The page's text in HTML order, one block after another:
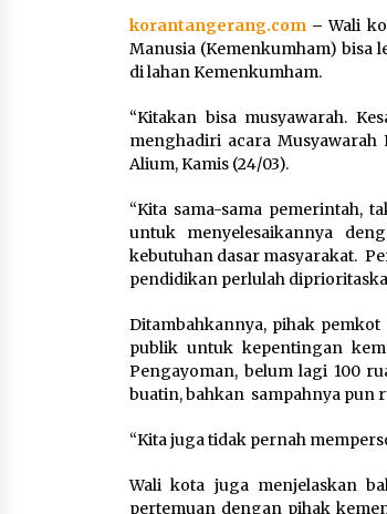
Ada Solusi’,
Transformasi
7 Agustus 2026
Pemanfaatan
Bekas, Lapas
200 Pohon
Program
7 Agustus 2026
korantangerang.com –Wali
Manusia (Kemenkumham) bisa
di lahan Kemenkumham.
“Kitakan bisa musyawarah.
menghadiri acara
Alium, Kamis (24/03).
“Kita sama-sama pemerintah,
untuk menyelesaikannya
kebutuhan dasar masyarakat.
pendidikan perlulah
Ditambahkannya, pihak
publik untuk kepentingan
Pengayoman, belum lagi 100
buatin, bahkan sampahnya pun
“Kita juga tidak pernah
Wali kota juga menjelaskan
pertemuan dengan pihak